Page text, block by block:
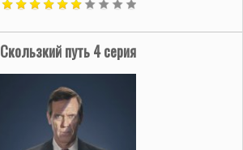
Скользкий путь 4 серия